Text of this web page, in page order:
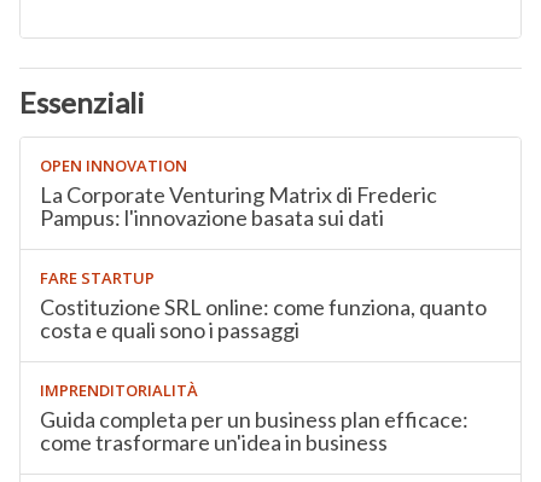
Essenziali
OPEN INNOVATION
La Corporate Venturing Matrix di Frederic
Pampus: l'innovazione basata sui dati
FARE STARTUP
Costituzione SRL online: come funziona, quanto
costa e quali sono i passaggi
IMPRENDITORIALITÀ
Guida completa per un business plan efficace:
come trasformare un'idea in business